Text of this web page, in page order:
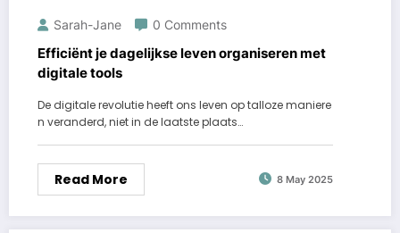
Sarah-Jane 0 Comments
Efficiënt je dagelijkse leven organiseren met
digitale tools
De digitale revolutie heeft ons leven op talloze maniere
n veranderd, niet in de laatste plaats…
Read More 8 May 2025